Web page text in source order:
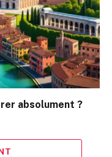
absolument ?